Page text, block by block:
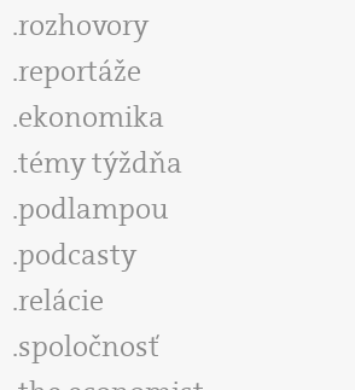
rozhovory
reportáže
ekonomika
témy týždňa
podlampou
podcasty
relácie
spoločnosť